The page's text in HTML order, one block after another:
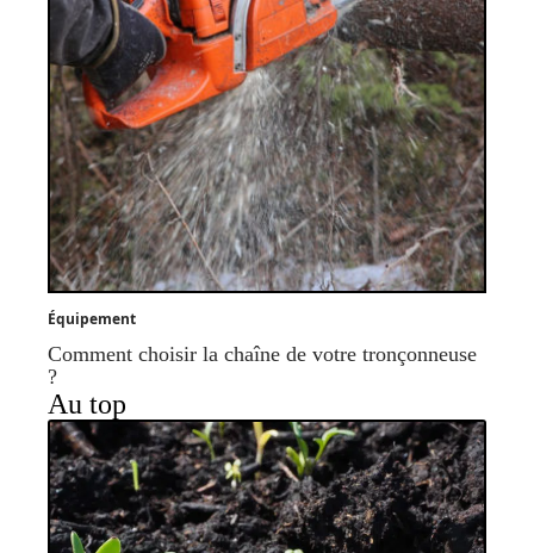
Équipement
Comment choisir la chaîne de votre tronçonneuse
?
Au top